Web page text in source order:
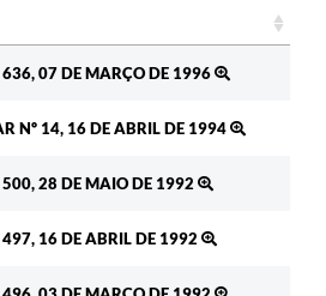
07 DE MARÇO DE 1996
Nº 14, 16 DE ABRIL DE 1994
28 DE MAIO DE 1992
16 DE ABRIL DE 1992